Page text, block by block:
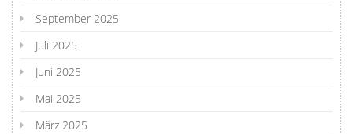
September 2025
Juli 2025
Juni 2025
Mai 2025
März 2025